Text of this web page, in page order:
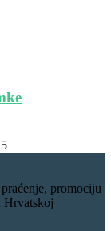
promociju
Hrvatskoj